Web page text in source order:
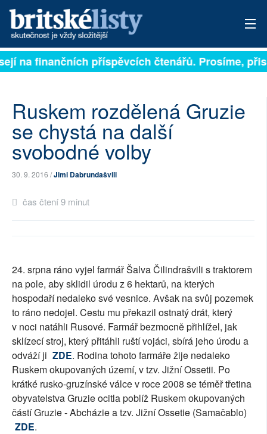
PŘIHLÁSIT
ARCHIV
ROZHOVORY
TÉMATA
NEJČTENĚJŠÍ ZA 7 DNÍ
SOCIÁLNÍ SÍTĚ
RUBRIKY
PLNÁ VERZE STRÁNEK
na finančních příspěvcích čtenářů. Prosíme,
Ruskem rozdělená Gruzie
se chystá na další
svobodné volby
30. 9. 2016 /Jimi Dabrundašvili
čas čtení 9 minut
24. srpna ráno vyjel farmář Šalva Čilindrašvili s traktorem
na pole, aby sklidil úrodu z 6 hektarů, na kterých
hospodaří nedaleko své vesnice. Avšak na svůj pozemek
to ráno nedojel. Cestu mu překazil ostnatý drát, který
v noci natáhli Rusové. Farmář bezmocně přihlížel, jak
sklízecí stroj, který přitáhli ruští vojáci, sbírá jeho úrodu a
odváží ji ZDE. Rodina tohoto farmáře žije nedaleko
Ruskem okupovaných území, v tzv. Jižní Ossetii. Po
krátké rusko-gruzínské válce v roce 2008 se téměř třetina
obyvatelstva Gruzie ocitla poblíž Ruskem okupovaných
částí Gruzie - Abcházie a tzv. Jižní Ossetie (Samačablo)
ZDE.